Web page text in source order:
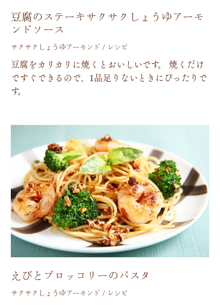
豆腐のステーキサクサクしょうゆアーモ
ンドソース
サクサクしょうゆアーモンド / レシピ
豆腐をカ リ カ リ に焼 く と おい しいです。 焼 く だけ
です ぐ で き る ので、 1品足 り な い と き に ぴっ た り で
す。
えびとブロッコリーのパスタ
サクサクしょうゆアーモンド / レシピ